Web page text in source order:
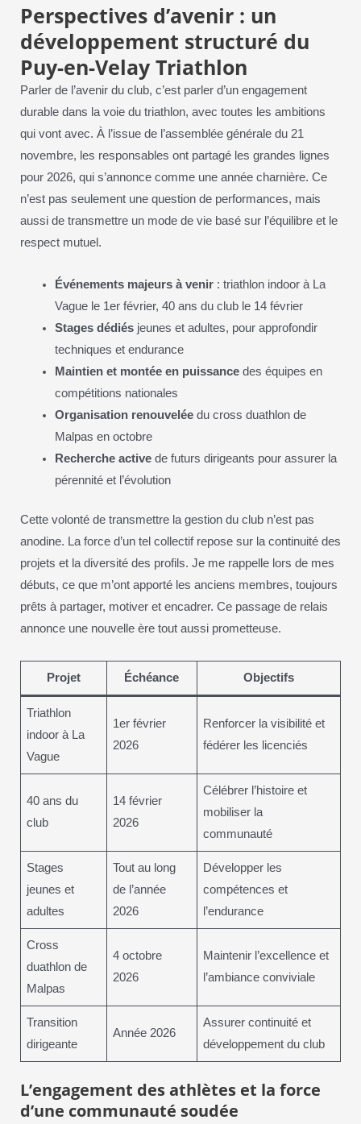
Perspectives d’avenir : un
développement structuré du
Puy-en-Velay Triathlon
Parler de l’avenir du club, c’est parler d’un engagement
durable dans la voie du triathlon, avec toutes les ambitions
qui vont avec. À l’issue de l’assemblée générale du 21
novembre, les responsables ont partagé les grandes lignes
pour 2026, qui s’annonce comme une année charnière. Ce
n’est pas seulement une question de performances, mais
aussi de transmettre un mode de vie basé sur l’équilibre et le
respect mutuel.
Événements majeurs à venir : triathlon indoor à La
Vague le 1er février, 40 ans du club le 14 février
Stages dédiés jeunes et adultes, pour approfondir
techniques et endurance
Maintien et montée en puissance des équipes en
compétitions nationales
Organisation renouvelée du cross duathlon de
Malpas en octobre
Recherche active de futurs dirigeants pour assurer la
pérennité et l’évolution
Cette volonté de transmettre la gestion du club n’est pas
anodine. La force d’un tel collectif repose sur la continuité des
projets et la diversité des profils. Je me rappelle lors de mes
débuts, ce que m’ont apporté les anciens membres, toujours
prêts à partager, motiver et encadrer. Ce passage de relais
annonce une nouvelle ère tout aussi prometteuse.
Projet Échéance Objectifs
Triathlon
indoor à La
Vague
1er février
2026
Renforcer la visibilité et
fédérer les licenciés
40 ans du
club
14 février
2026
Célébrer l’histoire et
mobiliser la
communauté
Stages
jeunes et
adultes
Tout au long
de l’année
2026
Développer les
compétences et
l’endurance
Cross
duathlon de
Malpas
4 octobre
2026
Maintenir l’excellence et
l’ambiance conviviale
Transition
dirigeante
Année 2026
Assurer continuité et
développement du club
L’engagement des athlètes et la force
d’une communauté soudée